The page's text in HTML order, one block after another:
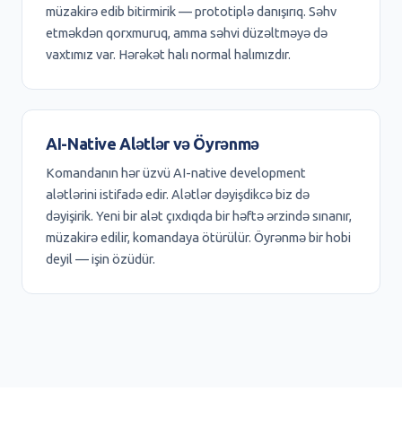
müzakirə edib bitirmirik — prototiplə danışırıq. Səhv
etməkdən qorxmuruq, amma səhvi düzəltməyə də
vaxtımız var. Hərəkət halı normal halımızdır.
AI-Native Alətlər və Öyrənmə
Komandanın hər üzvü AI-native development
alətlərini istifadə edir. Alətlər dəyişdikcə biz də
dəyişirik. Yeni bir alət çıxdıqda bir həftə ərzində sınanır,
müzakirə edilir, komandaya ötürülür. Öyrənmə bir hobi
deyil — işin özüdür.